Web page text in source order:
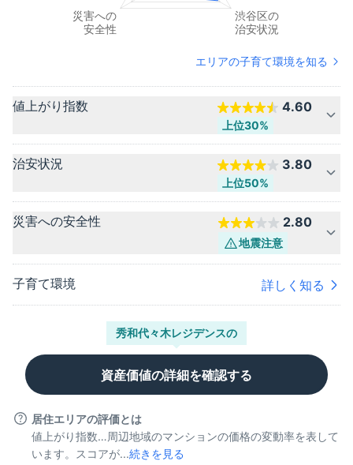
エリアの子育て環境を知る
値上がり指数 4.60
上位30%
治安状況 3.80
上位50%
災害への安全性 2.80
地震注意
子育て環境 詳しく知る
秀和代々木レジデンスの
資産価値の詳細を確認する
居住エリアの評価とは
値上がり指数…周辺地域のマンションの価格の変動率を表して
います。スコアが...続きを見る